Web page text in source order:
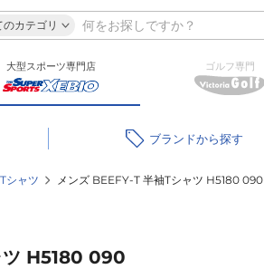
のカテゴリ
大型スポーツ専門店 ゴルフ専門
ブランド
シャツ メンズ BEEFY-T 半袖Tシャツ H5180 090
ツ H5180 090